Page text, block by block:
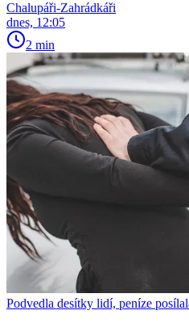
Chalupáři-Zahrádkáři
dnes, 12:05
2 min
Podvedla desítky lidí, peníze